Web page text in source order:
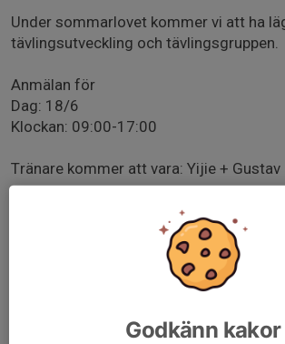
Under sommarlovet kommer vi att ha
tävlingsutveckling och tävlingsgruppen.
Anmälan för
Dag: 18/6
Klockan: 09:00-17:00
Tränare kommer att vara: Yijie + Gustav
Lunch: Medtages för att mikra eller om
så kan man gå till Max och köpa lunch
Mellanmål: Klubben kommer att ha
mellanmål/frukt till alla spelare.
Godkänn kakor